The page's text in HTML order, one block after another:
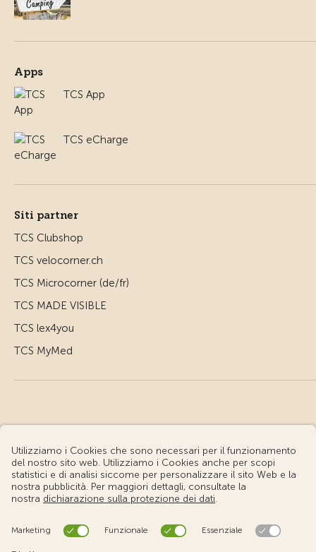
Apps
TCS App
TCS eCharge
Siti partner
TCS Clubshop
TCS velocorner.ch
TCS Microcorner (de/fr)
TCS MADE VISIBLE
TCS lex4you
TCS MyMed
© Touring Club Svizzero
Condizioni d'uso – Informazioni giuridiche